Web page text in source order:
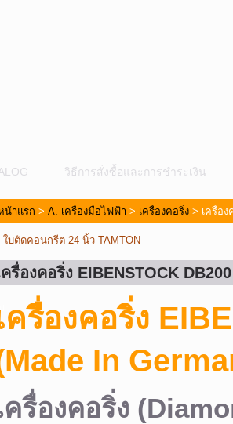
วิธีการสั่งซื้อและการชำระเงิน
น้าแรก > A. เครื่องมือไฟฟ้า > เครื่องคอริ่ง > เครื่อง
ใบตัดคอนกรีต 24 นิ้ว TAMTON
ครื่องคอริ่ง EIBENSTOCK
ครื่องคอริ่ง
In
ครื่องคอริ่ง